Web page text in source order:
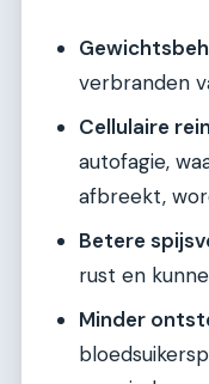
verbranden
Cellulaire
autofagie,
afbreekt,
Betere
rust en
Minder